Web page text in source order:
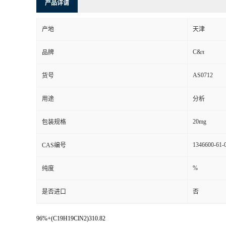
产品详请
产地 天津
品牌 C&π
货号 AS0712
用途 分析
包装规格 20mg
CAS编号 1346600-61-
纯度 %
是否进口 否
96%+(C19H19ClN2)310.82